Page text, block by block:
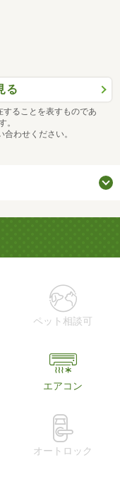
る
ることを表すものであ
。
わせください。
ペット相談可
エアコン
オートロック